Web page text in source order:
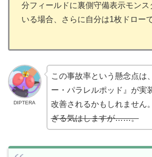
分フィールドに裏側守備表示モンス
いる場合、さらに自分は1枚ドロー
DIPTERA
この事故率という懸念点は
ー・パラレルポッド』が実
改善されるかもしれません
ぎる気はしますが……。